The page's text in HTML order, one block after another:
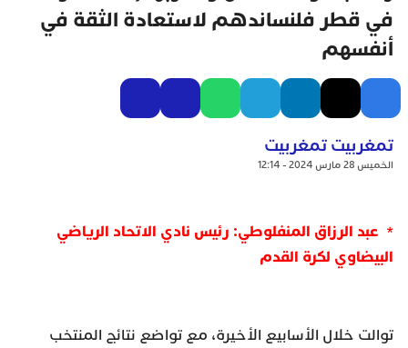
في قطر فلنساندهم لاستعادة الثقة في
أنفسهم
تمغربيت تمغربيت
الخميس 28 مارس 2024 - 12:14
* عبد الرزاق المنفلوطي: رئيس نادي الاتحاد الرياضي
البيضاوي لكرة القدم
توالت خلال الأسابيع الأخيرة، مع تواضع نتائج المنتخب